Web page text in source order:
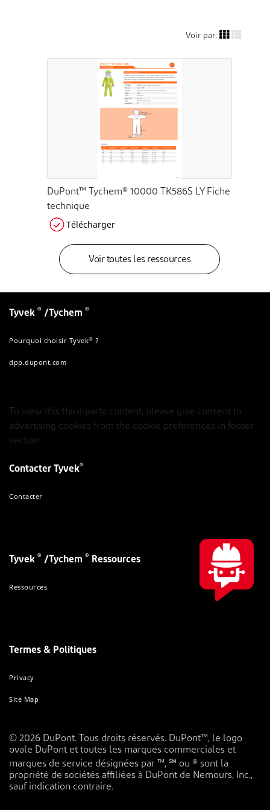
Voir par:
DuPont™ Tychem® 10000 TK586S LY Fiche
technique
Télécharger
Voir toutes les ressources
Tyvek ® /Tychem ®
Pourquoi choisir Tyvek® ?
dpp.dupont.com
To view this third-party content, please give consent to
advertising cookies from the cookie preferences in footer
section.
Contacter Tyvek®
Contacter
Tyvek ® /Tychem ® Ressources
Ressources
Termes & Politiques
Privacy
Site Map
© 2026 DuPont. Tous droits réservés. DuPont™, le logo
ovale DuPont et toutes les marques commerciales et
marques de service désignées par ™, ℠ ou ® sont la
propriété de sociétés affiliées à DuPont de Nemours, Inc.,
sauf indication contraire.